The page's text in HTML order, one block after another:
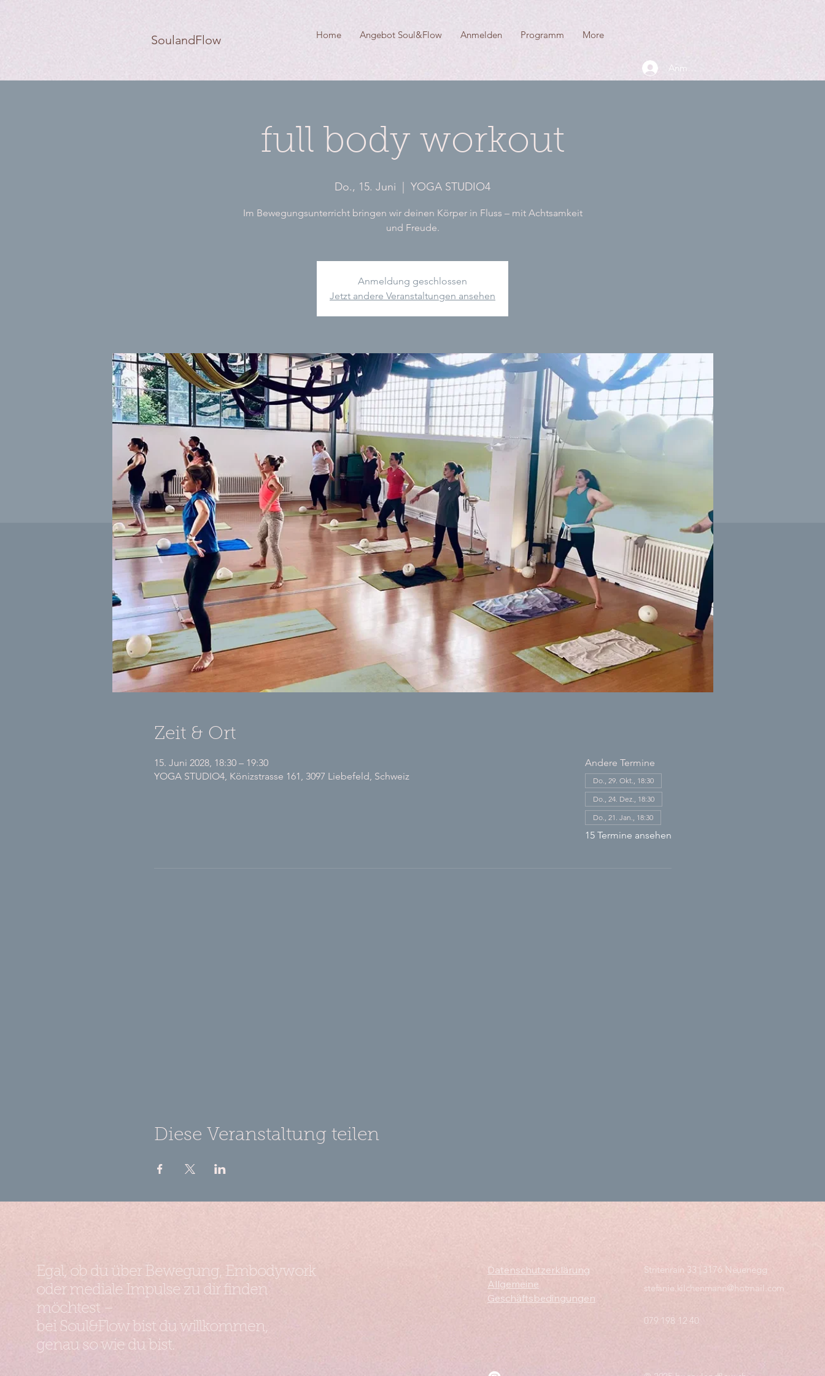
SoulandFlow Home Angebot Soul&Flow Anmelden Programm More
Anmelden
full body workout
Do., 15. Juni YOGA STUDIO4
Im Bewegungsunterricht bringen wir deinen Körper in Fluss – mit Achtsamkeit
und Freude.
Anmeldung geschlossen
Jetzt andere Veranstaltungen ansehen
Zeit & Ort
15. Juni 2028, 18:30 – 19:30
YOGA STUDIO4, Könizstrasse 161, 3097 Liebefeld, Schweiz
Andere Termine
Do., 29. Okt., 18:30
Do., 24. Dez., 18:30
Do., 21. Jan., 18:30
15 Termine ansehen
Diese Veranstaltung teilen
Egal, ob du über Bewegung, Embodywork
oder mediale Impulse zu dir finden
möchtest –
bei Soul&Flow bist du willkommen,
genau so wie du bist.
Datenschutzerklärung
Allgemeine
Geschäftsbedingungen
Stritenrain 33 | 3176 Neuenegg
stefanie.kilchenmann@hotmail.com
079 198 12 40